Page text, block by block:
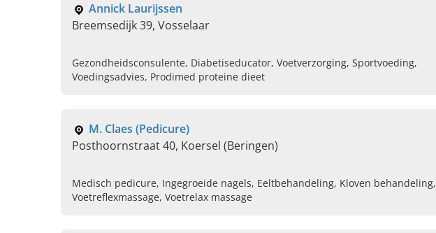
Annick Laurijssen
Breemsedijk 39, Vosselaar
Gezondheidsconsulente, Diabetiseducator, Voetverzorging, Sportvoeding,
Voedingsadvies, Prodimed proteine dieet
M. Claes (Pedicure)
Posthoornstraat 40, Koersel (Beringen)
Medisch pedicure, Ingegroeide nagels, Eeltbehandeling, Kloven behandeling,
Voetreflexmassage, Voetrelax massage